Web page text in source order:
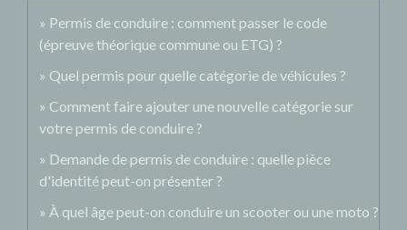
Permis de conduire : comment passer le code
(épreuve théorique commune ou ETG) ?
Quel permis pour quelle catégorie de véhicules ?
Comment faire ajouter une nouvelle catégorie sur
votre permis de conduire ?
Demande de permis de conduire : quelle pièce
d'identité peut-on présenter ?
À quel âge peut-on conduire un scooter ou une moto ?